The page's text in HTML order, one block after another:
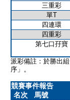
三重彩
單T
四連環
四重彩
第七口孖寶
派彩備註：於勝出
序」。
競賽事件報告
名次
馬號